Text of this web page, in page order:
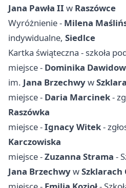
Jana Pawła II w Raszówce
Wyróżnienie - Milena
indywidualne, Siedlce
Kartka świąteczna - szkoła
miejsce - Dominika
im. Jana Brzechwyw
miejsce - Daria Marcinek-
Raszówka
miejsce -Ignacy Witek-
Karczowiska
miejsce -Zuzanna Strama -
Jana BrzechwywSzklarach